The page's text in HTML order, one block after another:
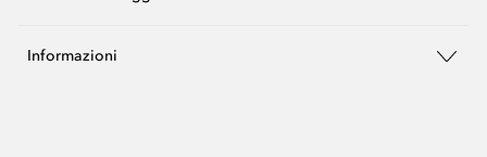
Informazioni